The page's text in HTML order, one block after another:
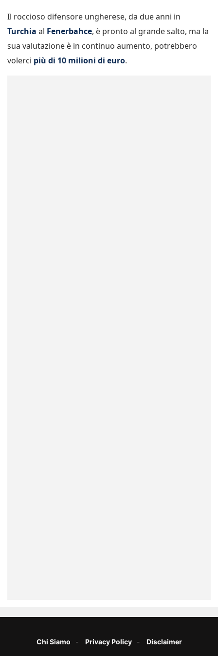
Il roccioso difensore ungherese, da due anni in
Turchia al Fenerbahce, è pronto al grande salto, ma la
sua valutazione è in continuo aumento, potrebbero
volerci più di 10 milioni di euro.
Chi Siamo Privacy Policy Disclaimer